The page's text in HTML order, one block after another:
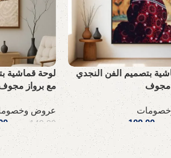
بتصميم الفن النجدي
مجوف
ر.س 109,00 ر.س
السلة
لوحة قماشية
مع برواز
عروض
149,00 ر.س
إضافة إلى السلة